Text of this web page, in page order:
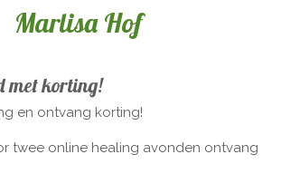
Marlisa Hof
met korting!
en ontvang korting!
twee online healing avonden ontvang